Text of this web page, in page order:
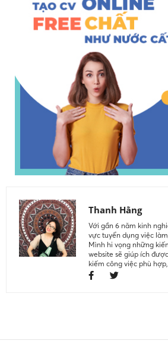
Thanh Hằng
Với gần 6 năm kinh
vực tuyển dụng việc
Mình hi vọng những
website sẽ giúp ích
kiếm công việc phù